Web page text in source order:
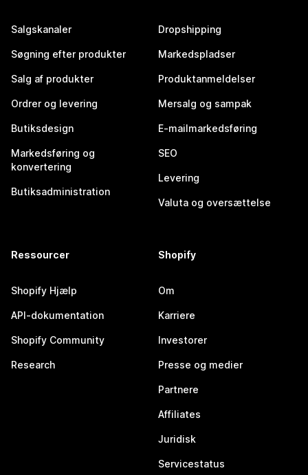
Salgskanaler
Søgning efter produkter
Salg af produkter
Ordrer og levering
Butiksdesign
Markedsføring og
konvertering
Butiksadministration
Dropshipping
Markedspladser
Produktanmeldelser
Mersalg og sampak
E-mailmarkedsføring
SEO
Levering
Valuta og oversættelse
Ressourcer
Shopify Hjælp
API-dokumentation
Shopify Community
Research
Shopify
Om
Karriere
Investorer
Presse og medier
Partnere
Affiliates
Juridisk
Servicestatus